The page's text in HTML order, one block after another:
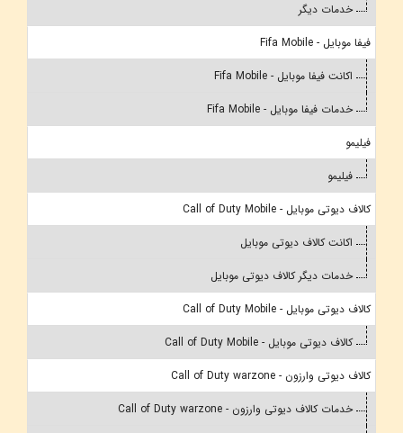
خدمات دیگر
فیفا موبایل - Fifa Mobile
اکانت فیفا موبایل - Fifa Mobile
خدمات فیفا موبایل - Fifa Mobile
فیلیمو
فیلیمو
کالاف دیوتی موبایل - Call of Duty Mobile
اکانت کالاف دیوتی موبایل
خدمات دیگر کالاف دیوتی موبایل
کالاف دیوتی موبایل - Call of Duty Mobile
کالاف دیوتی موبایل - Call of Duty Mobile
کالاف دیوتی وارزون - Call of Duty warzone
خدمات کالاف دیوتی وارزون - Call of Duty warzone